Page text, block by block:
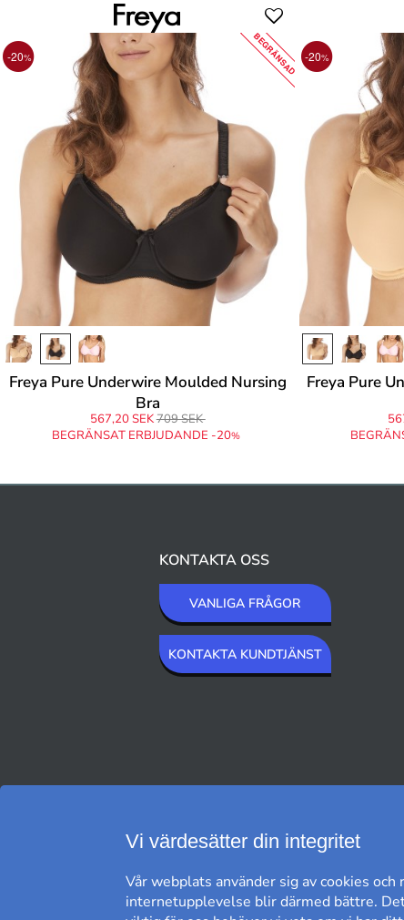
-20% BEGRÄNSAD
Freya Pure Underwire Moulded Nursing
Bra
567,20 SEK709 SEK
BEGRÄNSAT ERBJUDANDE -20%
-20%
Freya Pure
KONTAKTA OSS
VANLIGA FRÅGOR
KONTAKTA KUNDTJÄNST
Vi värdesätter din integritet
Vår webplats använder sig av cookies
internetupplevelse blir därmed bättre.